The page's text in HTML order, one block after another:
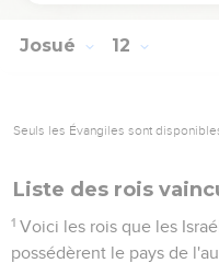
Josué 12
Seuls les Évangiles sont
Liste des rois
1 Voici les rois que les
possédèrent le pays de